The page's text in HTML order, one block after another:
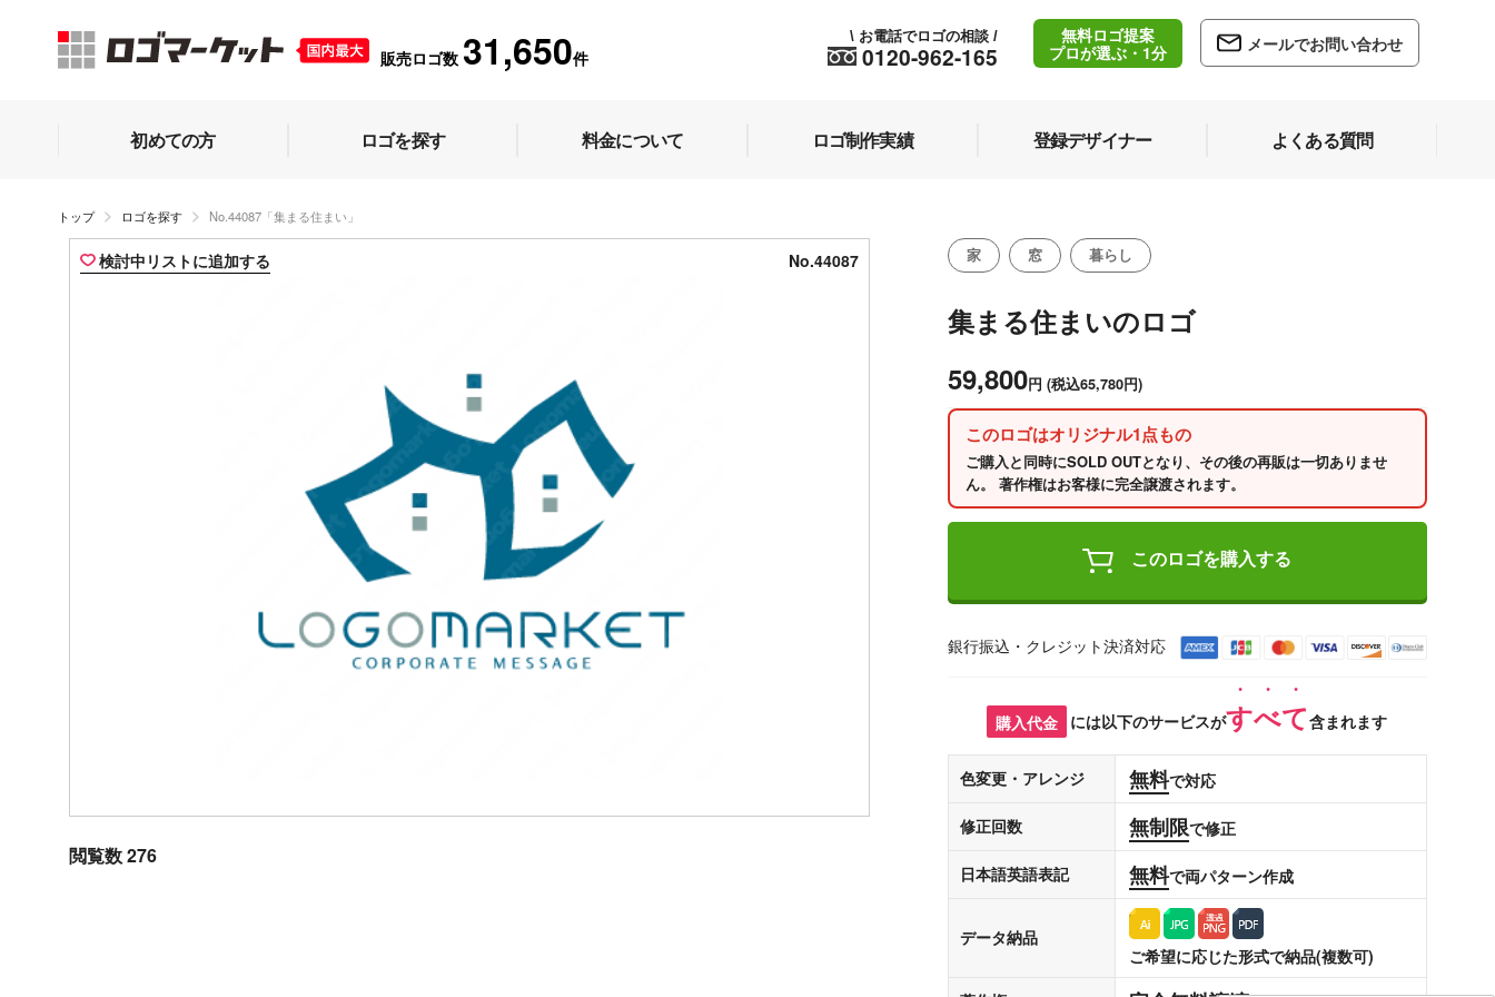
販売ロゴ数 31,650件 0120-962-165
\ お電話でロゴの相談 /
無料ロゴ提案
プロが選ぶ・1分
メールでお問い合わせ
初めての方 ロゴを探す 料金について ロゴ制作実績 登録デザイナー よくある質問
トップ ロゴを探す No.44087「集まる住まい」
検討中リストに追加する No.44087
閲覧数 276
家 窓 暮らし
集まる住まいのロゴ
59,800円 (税込65,780円)
このロゴはオリジナル1点もの
ご購入と同時にSOLD OUTとなり、その後の再販は一切ありませ
ん。 著作権はお客様に完全譲渡されます。
このロゴを購入する
銀行振込・クレジット決済対応
購入代金 には以下のサービスがすべて含まれます
色変更・アレンジ 無料で対応
修正回数 無制限で修正
日本語英語表記 無料で両パターン作成
データ納品
ご希望に応じた形式で納品(複数可)